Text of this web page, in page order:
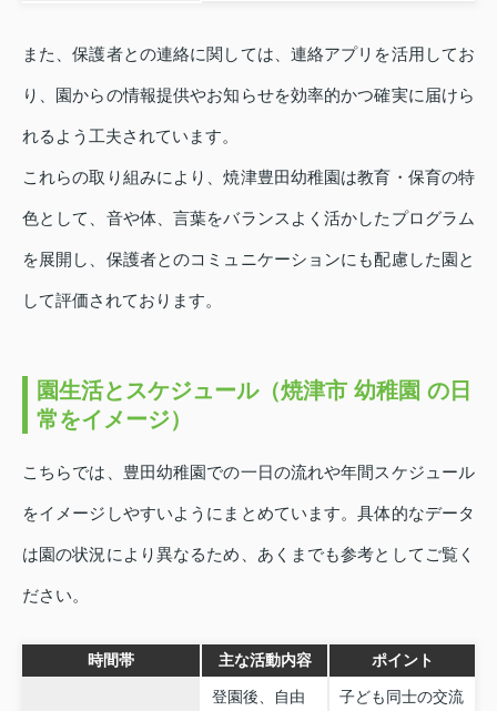
また、保護者との連絡に関しては、連絡アプリを活用してお
り、園からの情報提供やお知らせを効率的かつ確実に届けら
れるよう工夫されています。
これらの取り組みにより、焼津豊田幼稚園は教育・保育の特
色として、音や体、言葉をバランスよく活かしたプログラム
を展開し、保護者とのコミュニケーションにも配慮した園と
して評価されております。
園生活とスケジュール（焼津市 幼稚園 の日
常をイメージ）
こちらでは、豊田幼稚園での一日の流れや年間スケジュール
をイメージしやすいようにまとめています。具体的なデータ
は園の状況により異なるため、あくまでも参考としてご覧く
ださい。
時間帯 主な活動内容 ポイント
登園後、自由
子ども同士の交流